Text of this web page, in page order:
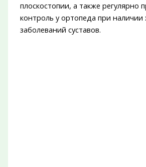
плоскостопии, а также регулярно
контроль у ортопеда при наличии
заболеваний суставов.